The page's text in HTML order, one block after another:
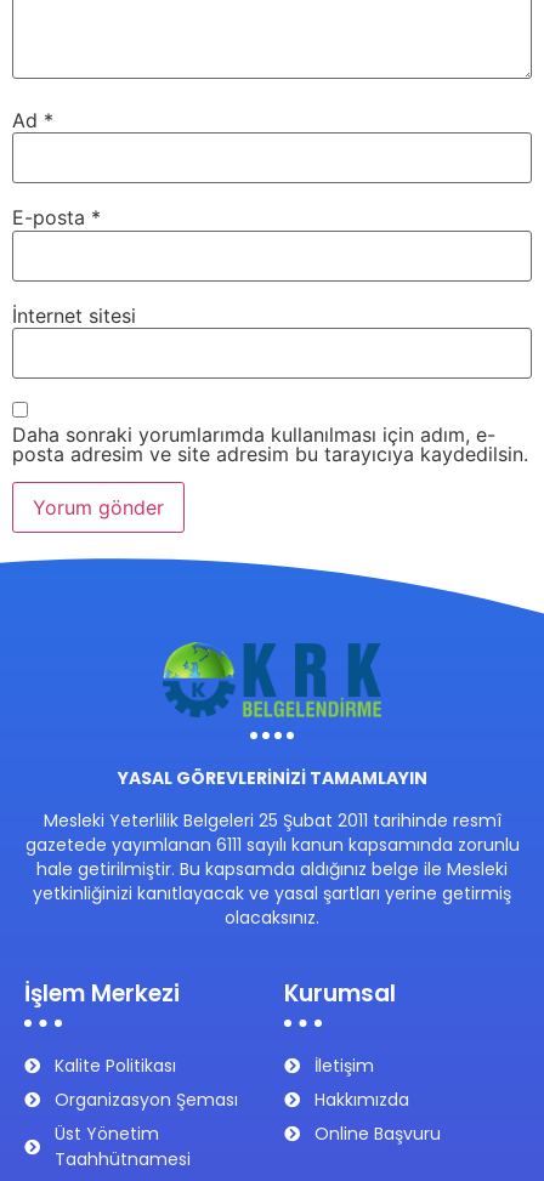
Ad *
E-posta *
İnternet sitesi
Daha sonraki yorumlarımda kullanılması için adım, e-
posta adresim ve site adresim bu tarayıcıya kaydedilsin.
YASAL GÖREVLERİNİZİ TAMAMLAYIN
Mesleki Yeterlilik Belgeleri 25 Şubat 2011 tarihinde resmî
gazetede yayımlanan 6111 sayılı kanun kapsamında zorunlu
hale getirilmiştir. Bu kapsamda aldığınız belge ile Mesleki
yetkinliğinizi kanıtlayacak ve yasal şartları yerine getirmiş
olacaksınız.
İşlem Merkezi
Kalite Politikası
Organizasyon Şeması
Üst Yönetim
Taahhütnamesi
Kurumsal
İletişim
Hakkımızda
Online Başvuru